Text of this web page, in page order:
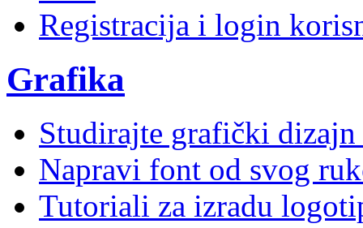
Registracija i login
Grafika
Studirajte grafički dizajn
Napravi font od svog
Tutoriali za izradu